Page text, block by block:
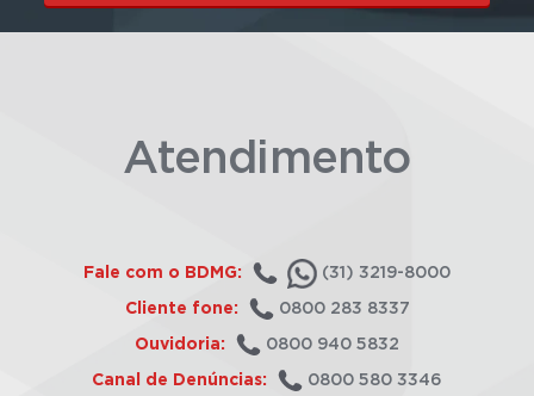
Atendimento
Fale com o BDMG: (31) 3219-8000
Cliente fone: 0800 283 8337
Ouvidoria: 0800 940 5832
Canal de Denúncias: 0800 580 3346